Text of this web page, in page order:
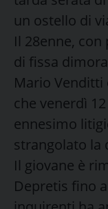
un ostello di
Il 28enne,
di fissa
Mario Venditti
che venerdì
ennesimo
strangolato la
Il giovane è
Depretis fino